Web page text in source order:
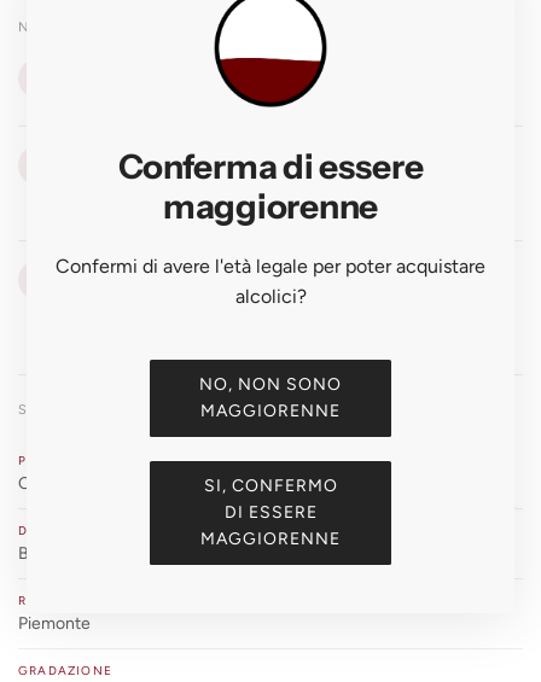
NOTE DI DEGUSTAZIONE
Rosso granato con sfumature aranciato
OLFATTO
Complessità rara: rosa appassita, spezie orientali, catrame,
tabacco, cuoio evoluto
GUSTO
Monumentale, tannini levigati, potenza ed eleganza, finale
SCHEDA TECNICA
PRODUTTORE
ODDERO
DENOMINAZIONE
Barolo Riserva DOCG — Cru Vignarionda (Serralunga d'Alba)
REGIONE
Piemonte
GRADAZIONE
Conferma di essere
maggiorenne
Confermi di avere l'età legale per poter acquistare
alcolici?
NO, NON SONO
MAGGIORENNE
SI, CONFERMO
DI ESSERE
MAGGIORENNE